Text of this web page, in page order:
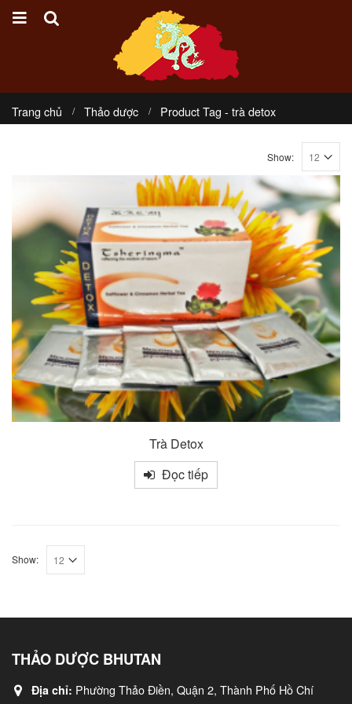
Trang chủ Thảo dược Product Tag - trà detox
Show:
Trà Detox
Đọc tiếp
Show:
THẢO DƯỢC BHUTAN
Địa chỉ: Phường Thảo Điền, Quận 2, Thành Phố Hồ Chí